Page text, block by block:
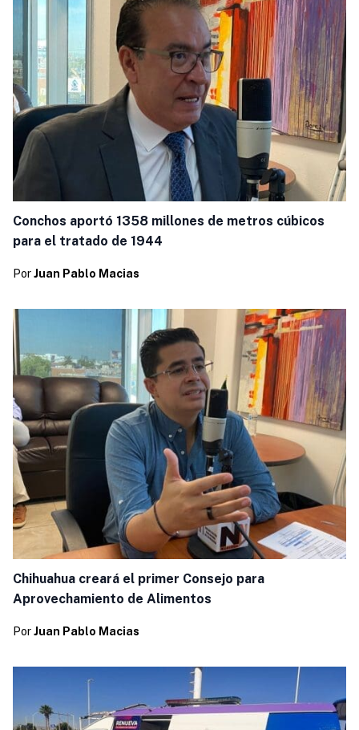
Conchos aportó 1358 millones de metros cúbicos
para el tratado de 1944
Por Juan Pablo Macias
Chihuahua creará el primer Consejo para
Aprovechamiento de Alimentos
Por Juan Pablo Macias